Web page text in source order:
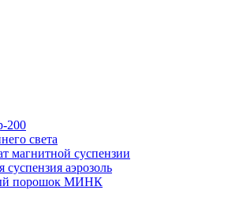
200
света
магнитной суспензии
суспензия аэрозоль
порошок МИНК